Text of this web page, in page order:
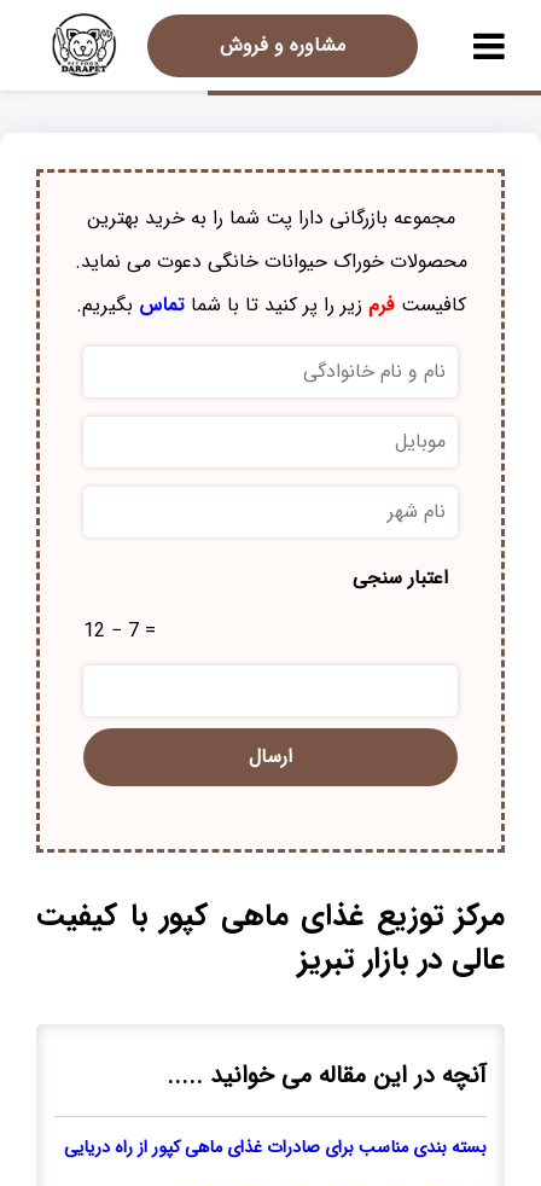
مشاوره و فروش
مجموعه بازرگانی دارا پت شما را به خرید بهترین
محصولات خوراک حيوانات خانگی دعوت می نماید.
کافیستفرم زیر را پر کنید تا با شماتماس بگیریم.
نام
و
خانوادگی
موبایل
نام
شهر
*
اعتبار سنجی
12 − 7 =
مرکز توزیع غذای ماهی کپور با کیفیت
عالی در بازار تبریز
آنچه در این مقاله می خوانید .....
بسته بندی مناسب برای صادرات غذای ماهی کپور از راه دریایی